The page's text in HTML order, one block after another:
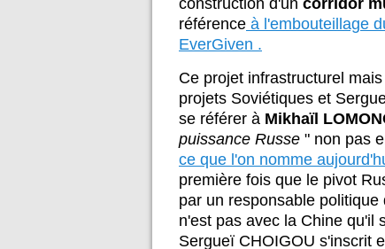
construction d'un corridor
référence à l'embouteillage
EverGiven .
Ce projet infrastructurel
projets Soviétiques et
se référer à Mikhaïl
puissance Russe " non pas
ce que l'on nomme
première fois que le pivot
par un responsable
n'est pas avec la Chine qu'il
Sergueï CHOIGOU s'inscrit